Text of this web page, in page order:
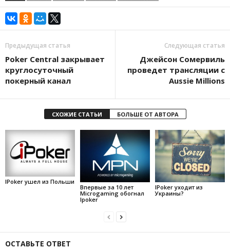
Предыдущая статья
Poker Central закрывает
круглосуточный
покерный канал
Следующая статья
Джейсон Сомервиль
проведет трансляции с
Aussie Millions
СХОЖИЕ СТАТЬИ БОЛЬШЕ ОТ АВТОРА
IPoker ушел из Польши
Впервые за 10 лет
Microgaming обогнал
Ipoker
IPoker уходит из
Украины?
ОСТАВЬТЕ ОТВЕТ